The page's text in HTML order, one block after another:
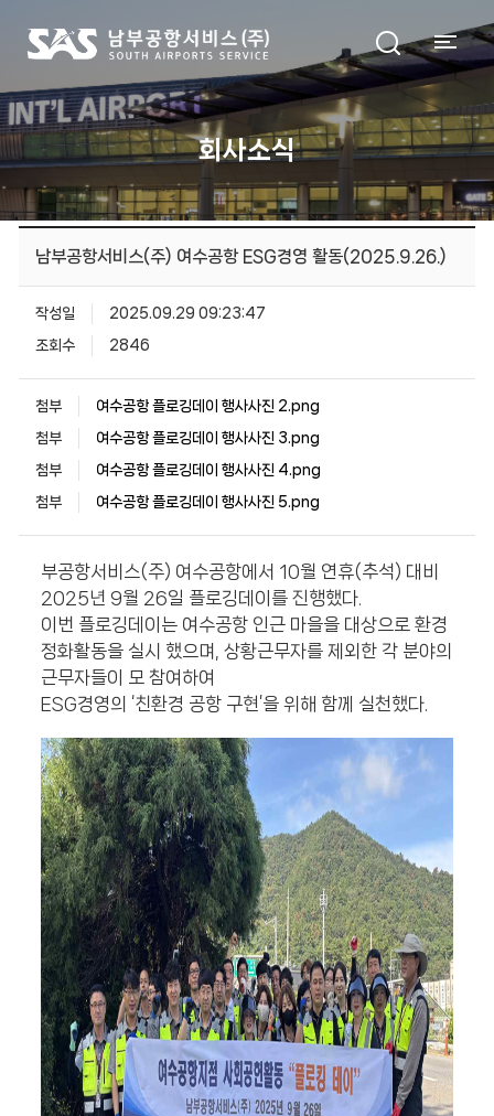
회사소식
남부공항서비스(주) 여수공항 ESG경영 활동(2025.9.26.)
작성일 2025.09.29 09:23:47
조회수 2846
첨부 여수공항 플로깅데이 행사사진 2.png
첨부 여수공항 플로깅데이 행사사진 3.png
첨부 여수공항 플로깅데이 행사사진 4.png
첨부 여수공항 플로깅데이 행사사진 5.png
부공항서비스(주) 여수공항에서 10월 연휴(추석) 대비
2025년 9월 26일 플로깅데이를 진행했다.
이번 플로깅데이는 여수공항 인근 마을을 대상으로 환경
정화활동을 실시 했으며, 상황근무자를 제외한 각 분야의
근무자들이 모 참여하여
ESG경영의 ‘친환경 공항 구현’을 위해 함께 실천했다.